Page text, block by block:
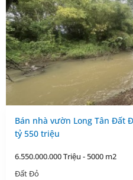
Bán nhà vườn Long Tân Đất
tỷ 550 triệu
6.550.000.000 Triệu - 5000 m2
Đất Đỏ